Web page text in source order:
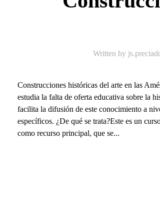
Written by
Construcciones históricas del arte en las
estudia la falta de oferta educativa sobre la
facilita la difusión de este conocimiento a
específicos. ¿De qué se trata?Este es un
como recurso principal, que se...